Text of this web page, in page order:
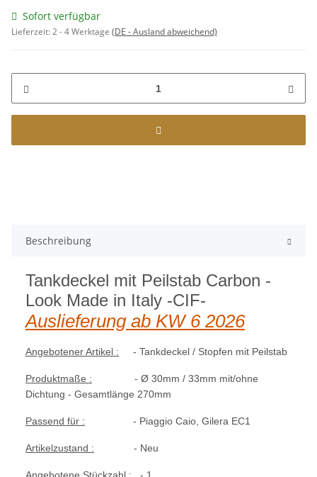
Sofort verfügbar
Lieferzeit:2 - 4 Werktage (DE - Ausland abweichend)
Beschreibung
Tankdeckel mit Peilstab Carbon -
Look Made in Italy -CIF-
Auslieferung ab KW 6 2026
Angebotener Artikel : - Tankdeckel / Stopfen mit Peilstab
Produktmaße : - Ø 30mm / 33mm mit/ohne
Dichtung - Gesamtlänge 270mm
Passend für : - Piaggio Caio, Gilera EC1
Artikelzustand : - Neu